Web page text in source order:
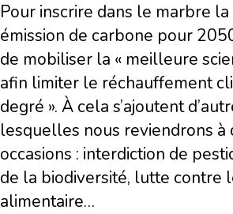
Pour inscrire dans le marbre
émission de carbone pour
de mobiliser la « meilleure
afin limiter le réchauffement
degré ». À cela s’ajoutent
lesquelles nous reviendrons à
occasions : interdiction de
de la biodiversité, lutte contre
alimentaire…